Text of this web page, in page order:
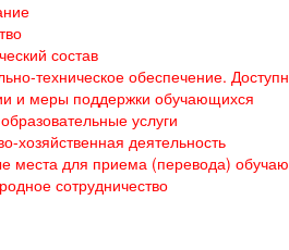
состав
техническое обеспечение.
и меры поддержки обучающихся
услуги
хозяйственная деятельность
места для приема (перевода)
сотрудничество